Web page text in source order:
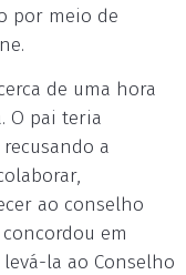
por meio de
de uma hora
O pai teria
a
ao conselho
em
la ao Conselho